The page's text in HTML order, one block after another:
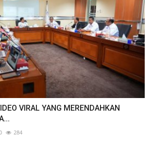
VIRAL YANG MERENDAHKAN
284